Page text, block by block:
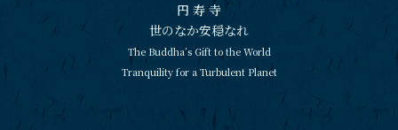
円 寿 寺
世のなか安穏なれ
The Buddha’s Gift to the World
Tranquility for a Turbulent Planet